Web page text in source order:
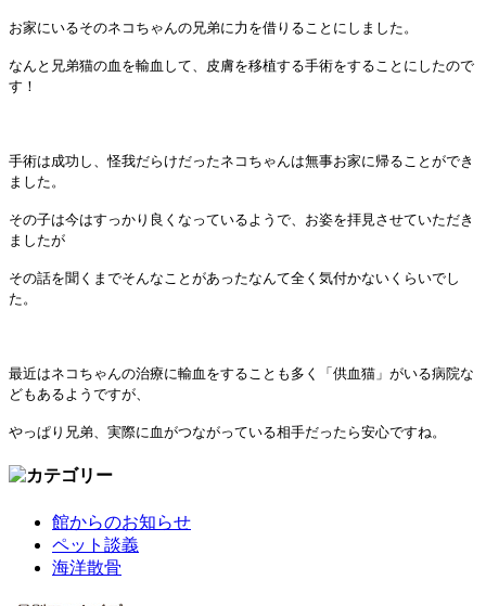
お家にいるそのネコちゃんの兄弟に力を借りることにしました。
なんと兄弟猫の血を輸血して、皮膚を移植する手術をすることにしたので
す！
手術は成功し、怪我だらけだったネコちゃんは無事お家に帰ることができ
ました。
その子は今はすっかり良くなっているようで、お姿を拝見させていただき
ましたが
その話を聞くまでそんなことがあったなんて全く気付かないくらいでし
た。
最近はネコちゃんの治療に輸血をすることも多く「供血猫」がいる病院な
どもあるようですが、
やっぱり兄弟、実際に血がつながっている相手だったら安心ですね。
館からのお知らせ
ペット談義
海洋散骨